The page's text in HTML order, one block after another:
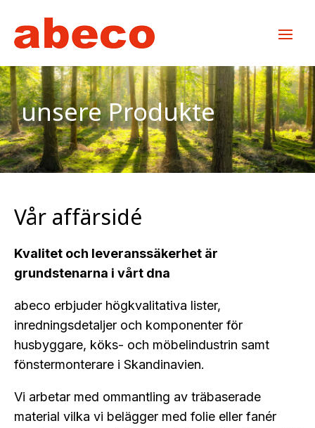
unsere Produkte
Vår affärsidé
Kvalitet och leveranssäkerhet är
grundstenarna i vårt dna
abeco erbjuder högkvalitativa lister,
inredningsdetaljer och komponenter för
husbyggare, köks- och möbelindustrin samt
fönstermonterare i Skandinavien.
Vi arbetar med ommantling av träbaserade
material vilka vi belägger med folie eller fanér